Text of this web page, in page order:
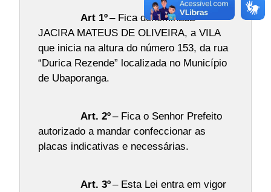
Art 1º– Fica denominada
JACIRA MATEUS DE OLIVEIRA, a VILA
que inicia na altura do número 153, da rua
“Durica Rezende” localizada no Município
de Ubaporanga.
Art. 2º– Fica o Senhor Prefeito
autorizado a mandar confeccionar as
placas indicativas e necessárias.
Art. 3º– Esta Lei entra em vigor